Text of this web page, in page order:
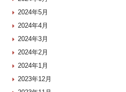
2024年5月
2024年4月
2024年3月
2024年2月
2024年1月
2023年12月